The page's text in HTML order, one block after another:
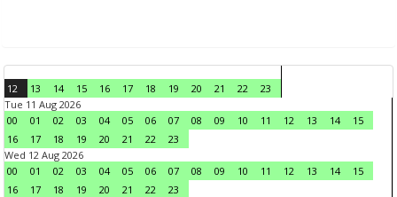
12 13 14 15 16 17 18 19 20 21 22
23
Tue 11 Aug 2026
00
01 02 03 04 05 06 07 08 09 10 11 12 13 14
15
16
17 18 19 20 21 22
23
Wed 12 Aug 2026
00
01 02 03 04 05 06 07 08 09 10 11 12 13 14
15
16
17 18 19 20 21 22
23